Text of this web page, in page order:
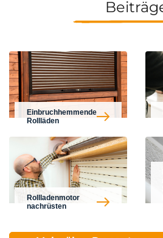
Einbruchhemmende
Rollläden
Rollladenmotor
nachrüsten